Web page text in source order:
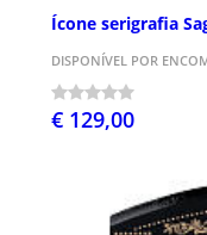
Ícone serigrafia
DISPONÍVEL POR
€ 129,00